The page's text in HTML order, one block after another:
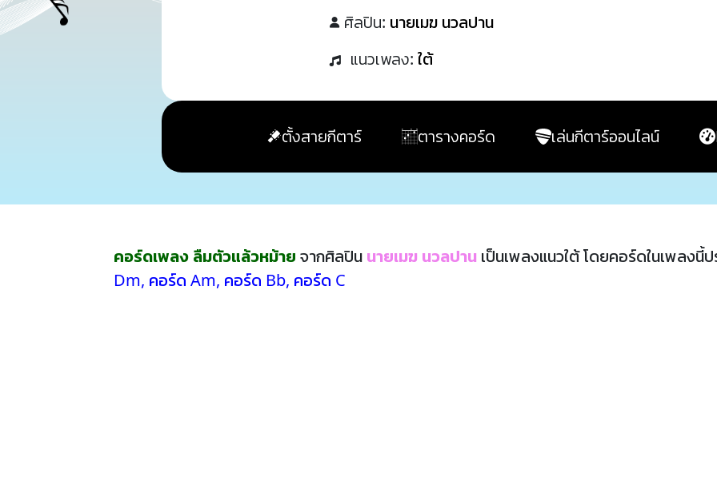
ศิลปิน: นายเมฆ นวลปาน
แนวเพลง: ใต้
ตั้งสายกีตาร์ ตารางคอร์ด เล่นกีตาร์ออนไลน์
คอร์ดเพลง ลืมตัวแล้วหม้าย จากศิลปิน นายเมฆ นวลปาน เป็นเพลงแนวใต้ โดยคอร์ดในเพลงนี้
Dm, คอร์ด Am, คอร์ด Bb, คอร์ด C